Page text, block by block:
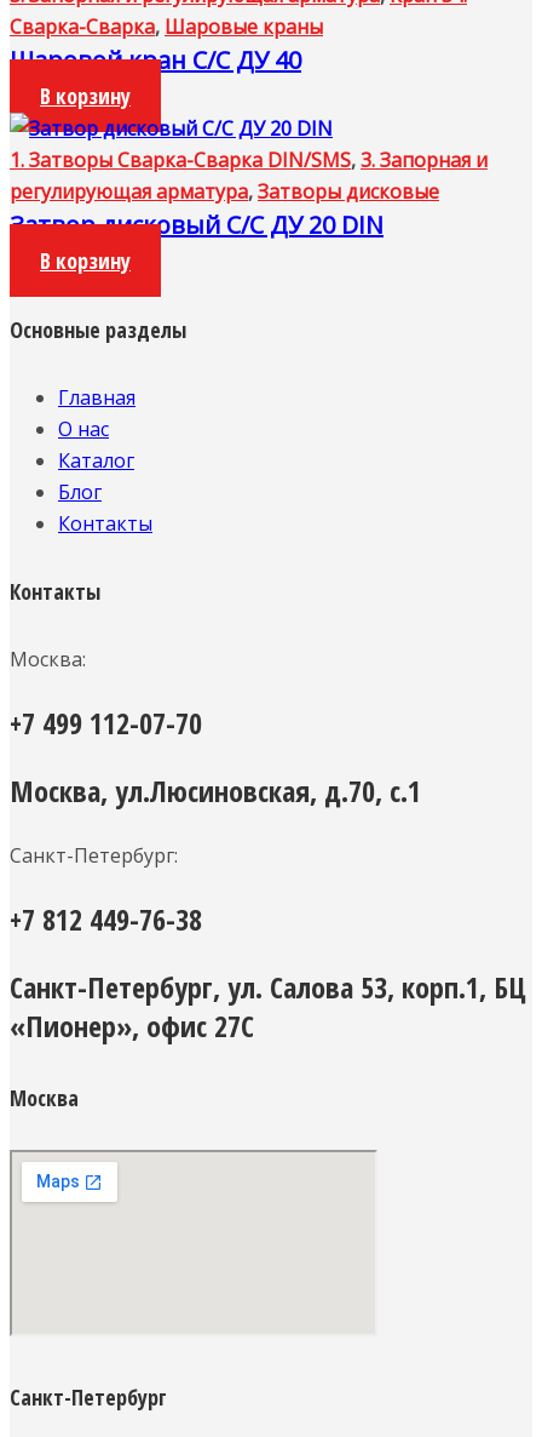
Сварка-Сварка, Шаровые краны
Шаровой кран С/С ДУ 40
В корзину
1. Затворы Сварка-Сварка DIN/SMS,3. Запорная и
регулирующая арматура,Затворы дисковые
Затвор дисковый С/С ДУ 20 DIN
В корзину
Основные разделы
Главная
О нас
Каталог
Блог
Контакты
Контакты
Москва:
+7 499 112-07-70
Москва, ул.Люсиновская, д.70, с.1
Санкт-Петербург:
+7 812 449-76-38
Санкт-Петербург, ул. Салова 53, корп.1, БЦ
«Пионер», офис 27С
Москва
Санкт-Петербург